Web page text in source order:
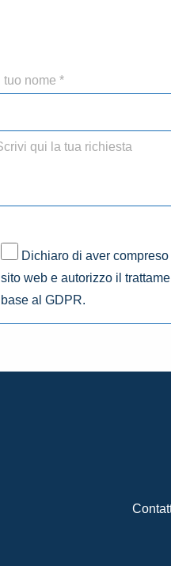
Dichiaro di aver
sito web e autorizzo il
base al GDPR.